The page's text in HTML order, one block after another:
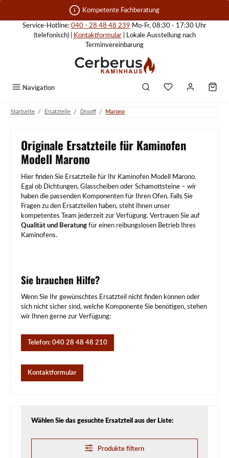
Zum Hauptinhalt springen Kompetente Fachberatung
Service-Hotline: 040 - 28 48 48 239 Mo-Fr, 08:30 - 17:30 Uhr
(telefonisch) |
Kontaktformular| Lokale Ausstellung nach
Terminvereinbarung
Navigation
Startseite / Ersatzteile / Drooff / Marono
Originale Ersatzteile für Kaminofen
Modell Marono
Hier finden Sie Ersatzteile für Ihr Kaminofen Modell Marono.
Egal ob Dichtungen, Glasscheiben oder Schamottsteine – wir
haben die passenden Komponenten für Ihren Ofen. Falls Sie
Fragen zu den Ersatzteilen haben, steht Ihnen unser
kompetentes Team jederzeit zur Verfügung. Vertrauen Sie auf
Qualität und Beratung für einen reibungslosen Betrieb Ihres
Kaminofens.
Sie brauchen Hilfe?
Wenn Sie Ihr gewünschtes Ersatzteil nicht finden können oder
sich nicht sicher sind, welche Komponente Sie benötigen, stehen
wir Ihnen gerne zur Verfügung:
Telefon: 040 28 48 48 210
Kontaktformular
Wählen Sie das gesuchte Ersatzteil aus der Liste:
Produkte filtern